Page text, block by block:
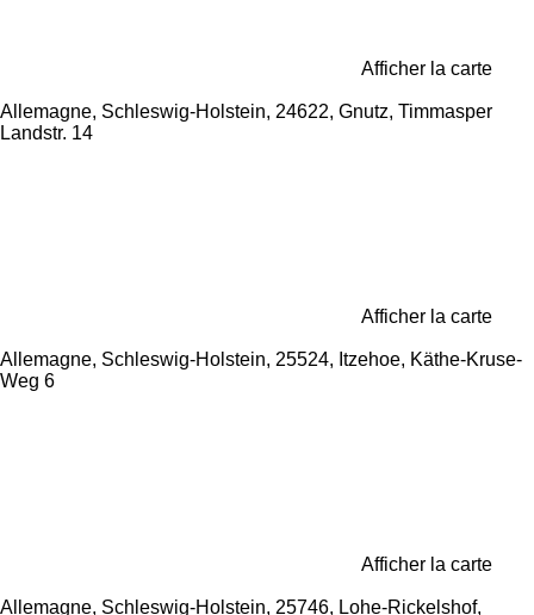
Afficher la carte
Allemagne, Schleswig-Holstein, 24622, Gnutz, Timmasper
Landstr. 14
Afficher la carte
Allemagne, Schleswig-Holstein, 25524, Itzehoe, Käthe-Kruse-
Weg 6
Afficher la carte
Allemagne, Schleswig-Holstein, 25746, Lohe-Rickelshof,